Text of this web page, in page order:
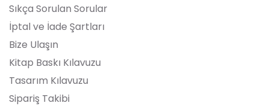
Sıkça Sorulan Sorular
İptal ve İade Şartları
Bize Ulaşın
Kitap Baskı Kılavuzu
Tasarım Kılavuzu
Sipariş Takibi